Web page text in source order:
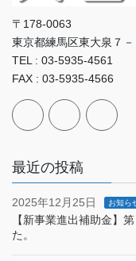
〒178-0063
東京都練馬区東大泉７－
TEL : 03-5935-4561
FAX : 03-5935-4566
最近の投稿
2025年12月25日 お知ら
【新事業進出補助金】
た。